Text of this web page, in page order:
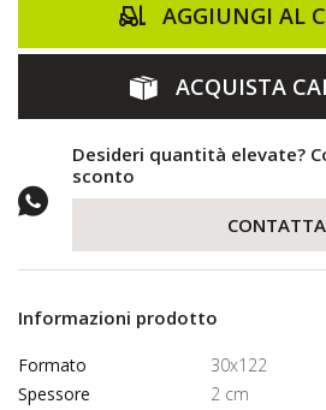
AGGIUNGI AL
ACQUISTA
Desideri quantità elevate?
sconto
Informazioni prodotto
Formato
30x122
Spessore
2 cm